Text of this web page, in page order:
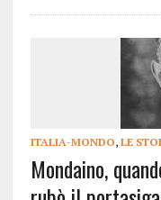
ITALIA-MONDO, LE
Mondaino,